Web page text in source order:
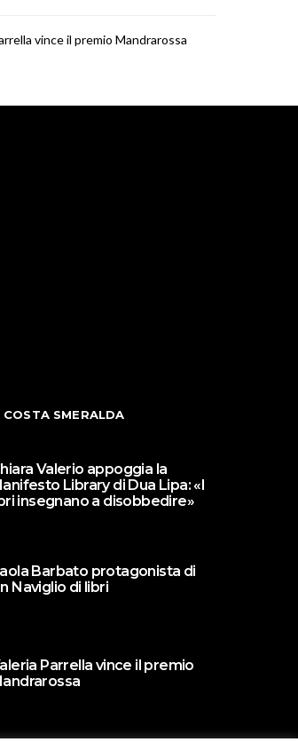
vince il premio Mandrarossa
SMERALDA
Valerio appoggia la
Library di Dua Lipa: «I
insegnano a disobbedire»
Barbato protagonista di
Naviglio di libri
Parrella vince il premio